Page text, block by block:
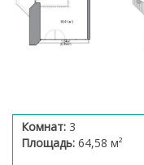
Комнат: 3
Площадь: 64,58 м²